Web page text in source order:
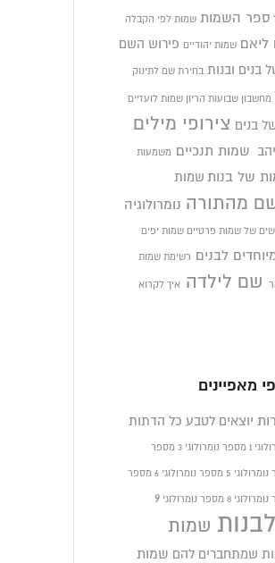
ספר השמות שמות לפי הקבלה
ליאם שמות יהודיים פירוש השם
בנים ובנות בחירת שם לתינוק
מחשבון שבועות הריון שמות לועזיים
בנים צירופי מילים
שמות תנכיים משמעות
של בנות שמות
מהתורה נומרולוגיה
של שמות פרטיים שמות יפים
לבנים רשימת שמות
שם לילדה איך לקרוא
מאפיינים
יוצאים לטבע כל הדתות
1 מספר נומרולוגי 3 מספר
5 מספר נומרולוגי 6 מספר
8 מספר נומרולוגי9
שמות
שמתחברים להם שמות